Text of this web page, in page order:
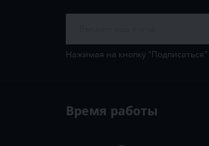
Нажимая на кнопку
Время работы